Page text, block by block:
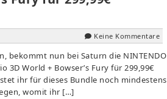
Keine Kommentare
bekommt nun bei Saturn die NINTENDO
3D World + Bowser’s Fury für 299,99€
ihr für dieses Bundle noch mindestens
womit ihr […]